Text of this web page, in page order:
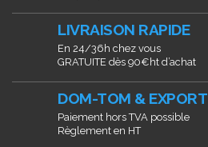
LIVRAISON RAPIDE
En 24/36h chez vous
GRATUITE dès 90€ht d’achat
DOM-TOM & EXPORT
Paiement hors TVA possible
Règlement en HT